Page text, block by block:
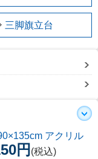
三脚旗立台
アクリル
円 (税込)